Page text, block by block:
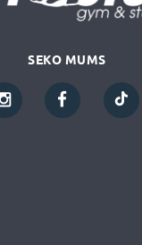
SEKO MUMS